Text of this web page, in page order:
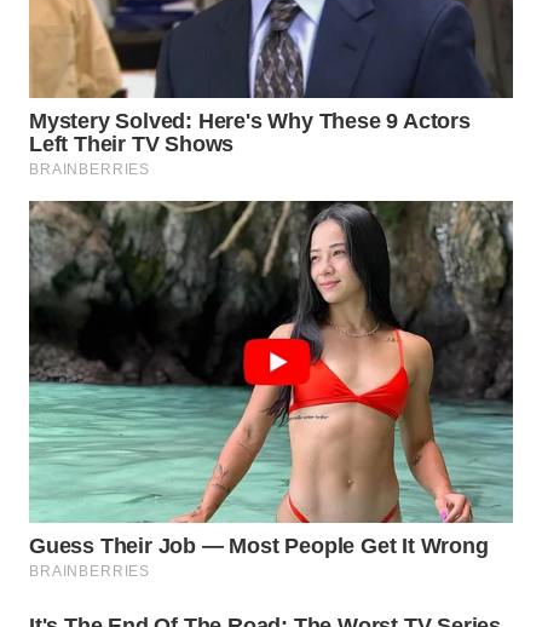
SERDANG
WN
TEBING
TINGGI
PAKPAK
WN
KARAWANG
WN
BEKASI
WN
BOGOR
WN
DEPOK